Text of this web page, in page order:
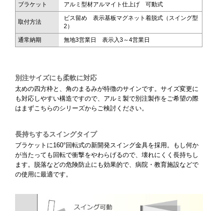
ブラケット アルミ型材アルマイト仕上げ 可動式
取付方法
ビス留め 表示基板マグネット着脱式（スイング型
2）
通常納期
無地3営業日 表示入3～4営業日
別注サイズにも柔軟に対応
太めの四方枠と、角のまるみが特徴のサインです。サイズ変更に
も対応しやすい構造ですので、アルミ製で別注製作をご希望の際
はまずこちらのシリーズからご検討ください。
長持ちするスイングタイプ
ブラケットに160°回転式の新開発スイング金具を採用。もし何か
が当たっても回転で衝撃をやわらげるので、壊れにくく長持ちし
ます。脱落などの危険防止にも効果的で、病院・教育施設などで
の使用に最適です。